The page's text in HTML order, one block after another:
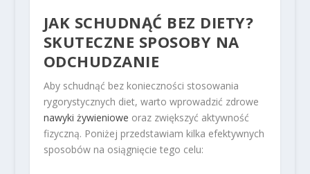
JAK SCHUDNĄĆ BEZ DIETY?
SKUTECZNE SPOSOBY NA
ODCHUDZANIE
Aby schudnąć bez konieczności stosowania
rygorystycznych diet, warto wprowadzić zdrowe
nawyki żywieniowe oraz zwiększyć aktywność
fizyczną. Poniżej przedstawiam kilka efektywnych
sposobów na osiągnięcie tego celu: